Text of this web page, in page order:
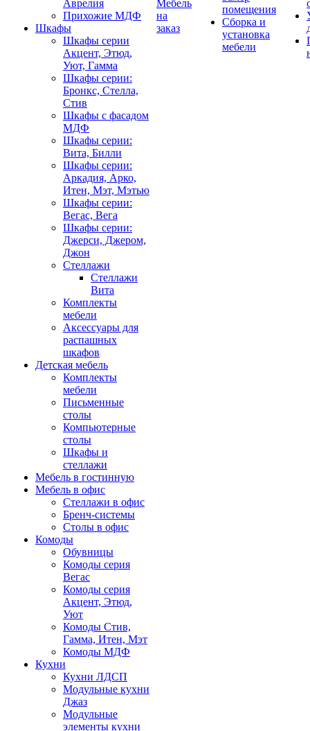
Аврелия
Прихожие МДФ
Шкафы
Шкафы серии
Акцент, Этюд,
Уют, Гамма
Шкафы серии:
Бронкс, Стелла,
Стив
Шкафы с фасадом
МДФ
Шкафы серии:
Вита, Билли
Шкафы серии:
Аркадия, Арко,
Итен, Мэт, Мэтью
Шкафы серии:
Вегас, Вега
Шкафы серии:
Джерси, Джером,
Джон
Стеллажи
Стеллажи
Вита
Комплекты
мебели
Аксессуары для
распашных
шкафов
Детская мебель
Комплекты
мебели
Письменные
столы
Компьютерные
столы
Шкафы и
стеллажи
Мебель в гостинную
Мебель в офис
Стеллажи в офис
Бренч-системы
Столы в офис
Комоды
Обувницы
Комоды серия
Вегас
Комоды серия
Акцент, Этюд,
Уют
Комоды Стив,
Гамма, Итен, Мэт
Комоды МДФ
Кухни
Кухни ЛДСП
Модульные кухни
Джаз
Модульные
элементы кухни
Мебель
на
заказ
помещения
Сборка и
установка
мебели